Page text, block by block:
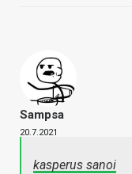
Sampsa
20.7.2021
kasperus sanoi